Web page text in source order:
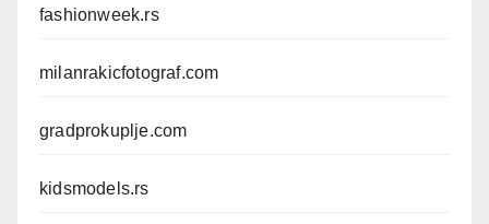
fashionweek.rs
milanrakicfotograf.com
gradprokuplje.com
kidsmodels.rs